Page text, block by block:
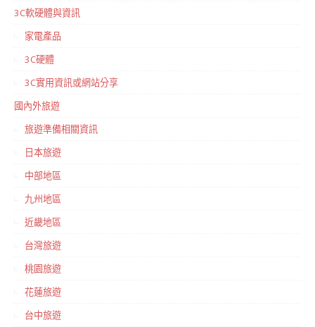
3C軟硬體與資訊
家電產品
3C硬體
3C實用資訊或網站分享
國內外旅遊
旅遊準備相關資訊
日本旅遊
中部地區
九州地區
近畿地區
台灣旅遊
桃園旅遊
花蓮旅遊
台中旅遊